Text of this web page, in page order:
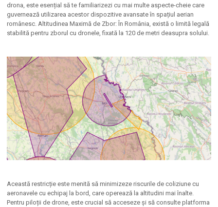
drona, este esențial să te familiarizezi cu mai multe aspecte-cheie care
guvernează utilizarea acestor dispozitive avansate în spațiul aerian
românesc. Altitudinea Maximă de Zbor: În România, există o limită legală
stabilită pentru zborul cu dronele, fixată la 120 de metri deasupra solului.
Această restricție este menită să minimizeze riscurile de coliziune cu
aeronavele cu echipaj la bord, care operează la altitudini mai înalte.
Pentru piloții de drone, este crucial să acceseze și să consulte platforma